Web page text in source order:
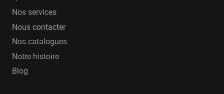
Nos services
Nous contacter
Nos catalogues
Notre histoire
Blog